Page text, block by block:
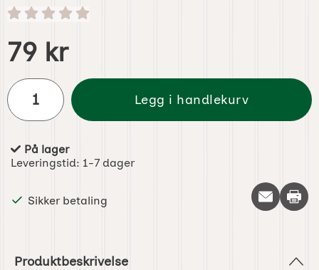
Handle dette produktet, Adventskalender a4 med
pris
79 kr
antall
Legg i handlekurv
Produkttilgjengelighet:
På lager
Leveringstid: 1-7 dager
Sikker betaling Skriv
Produktbeskrivelse